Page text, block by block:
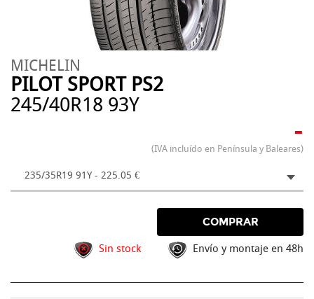
MICHELIN
PILOT SPORT PS2
245/40R18 93Y
-
(IVA incluído en Península y Baleares)
235/35R19 91Y - 225.05 €
COMPRAR
Sin stock Envío y montaje en 48h